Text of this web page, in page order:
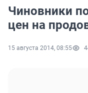
Чиновники
цен на
15 августа 2014, 08:55